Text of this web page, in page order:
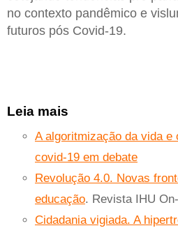
no contexto pandêmico e
futuros pós Covid-19.
Leia mais
A algoritmização da vida
covid-19 em debate
Revolução 4.0. Novas
educação. Revista IHU
Cidadania vigiada. A